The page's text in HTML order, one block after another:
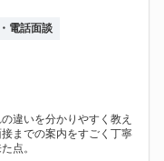
電話面談
違いを分かりやすく教え
までの案内をすごく丁寧
点。